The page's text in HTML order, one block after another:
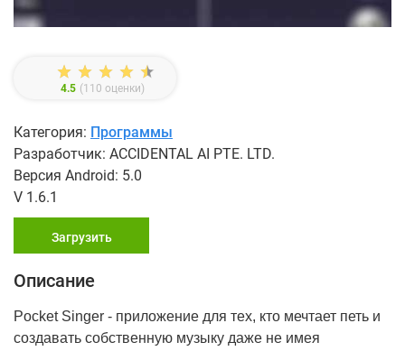
4.5 (110 оценки)
Категория: Программы
Разработчик: ACCIDENTAL AI PTE. LTD.
Версия Android: 5.0
V 1.6.1
Загрузить
Описание
Pocket Singer - приложение для тех, кто мечтает петь и
создавать собственную музыку даже не имея